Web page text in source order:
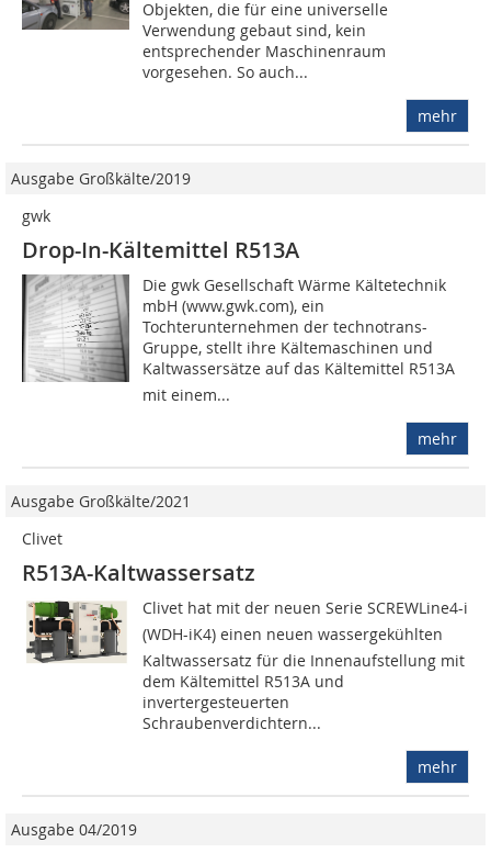
Objekten, die für eine universelle
Verwendung gebaut sind, kein
entsprechender Maschinenraum
vorgesehen. So auch...
mehr
Ausgabe Großkälte/2019
gwk
Drop-In-Kältemittel R513A
Die gwk Gesellschaft Wärme Kältetechnik
mbH (www.gwk.com), ein
Tochterunternehmen der technotrans-
Gruppe, stellt ihre Kältemaschinen und
Kaltwassersätze auf das Kältemittel R513A 
mit einem...
mehr
Ausgabe Großkälte/2021
Clivet
R513A-Kaltwassersatz
Clivet hat mit der neuen Serie SCREWLine4-i
(WDH-iK4) einen neuen wassergekühlten
Kaltwassersatz für die Innenaufstellung mit
dem Kältemittel R513A und
invertergesteuerten
Schraubenverdichtern...
mehr
Ausgabe 04/2019